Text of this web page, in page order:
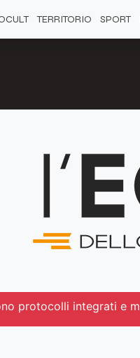
TERRITORIO SPORT
protocolli integrati e